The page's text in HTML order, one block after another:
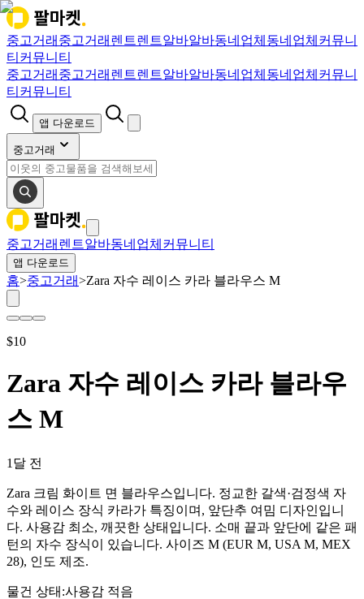
중고거래 중고거래 렌트렌트알바알바동네업체 동네업체 커뮤니
티 커뮤니티
중고거래 중고거래 렌트렌트알바알바동네업체 동네업체 커뮤니
티 커뮤니티
앱 다운로드
중고거래
중고거래 렌트알바동네업체 커뮤니티
앱 다운로드
홈>중고거래>Zara 자수 레이스 카라 블라우스 M
$10
Zara 자수 레이스 카라 블라우
스 M
1달 전
Zara 크림 화이트 면 블라우스입니다. 정교한 갈색·검정색 자
수와 레이스 장식 카라가 특징이며, 앞단추 여밈 디자인입니
다. 사용감 최소, 깨끗한 상태입니다. 소매 끝과 앞단에 같은 패
턴의 자수 장식이 있습니다. 사이즈 M (EUR M, USA M, MEX
28), 인도 제조.
물건 상태 :사용감 적음